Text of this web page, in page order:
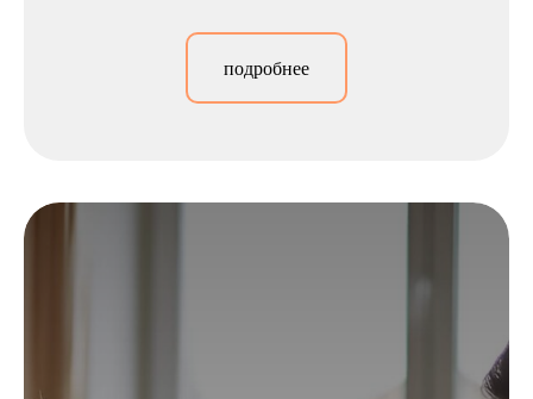
подробнее